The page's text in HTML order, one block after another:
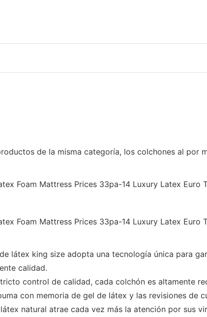
de la misma categoría, los colchones al por
látex king size adopta una tecnología única para
calidad.
control de calidad, cada colchón es altamente
con memoria de gel de látex y las revisiones de
natural atrae cada vez más la atención por sus